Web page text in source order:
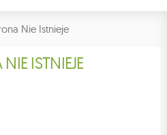
Nie Istnieje
ISTNIEJE